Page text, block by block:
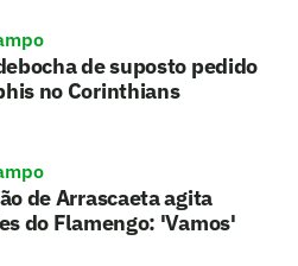
de suposto pedido
no Corinthians
de Arrascaeta agita
do Flamengo: 'Vamos'